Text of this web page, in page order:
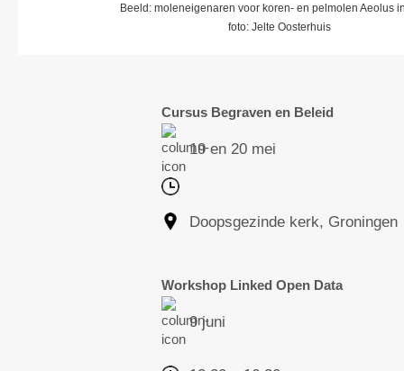
Beeld: moleneigenaren voor koren- en pelmolen Aeolus
foto: Jelte Oosterhuis
Cursus Begraven en Beleid
19 en 20 mei
Doopsgezinde kerk, Groningen
Workshop Linked Open Data
9 juni